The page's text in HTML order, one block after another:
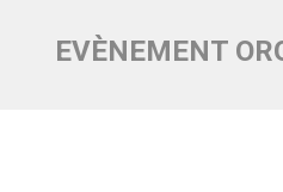
EVÈNEMENT